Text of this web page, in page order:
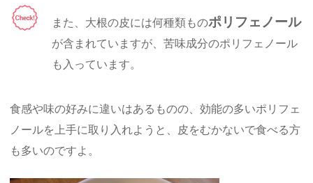
また、大根の皮には何種類ものポリフェノール
が含まれていますが、苦味成分のポリフェノール
も入っています。
食感や味の好みに違いはあるものの、効能の多いポリフェ
ノールを上手に取り入れようと、皮をむかないで食べる方
も多いのですよ。